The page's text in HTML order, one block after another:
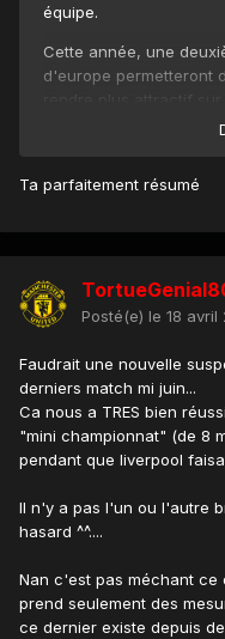
équipe.
Cette année, une
d'europe permetteront
rendre plus attractif
Manchester United
c'est ce qui nous a
Nous avons
attractivité à un
difficultés, il y aura
été si le club donne
!
En résumé, sur 7
League restants, la
Ta parfaitement résumé
Posté(e) le 18 avril
Faudrait une nouvelle
derniers match mi juin...
Ca nous a TRES bien
"mini championnat" (de 8
pendant que liverpool
Il n'y a pas l'un ou l'autre
hasard ^^....
Nan c'est pas méchant
prend seulement des
ce dernier existe depuis